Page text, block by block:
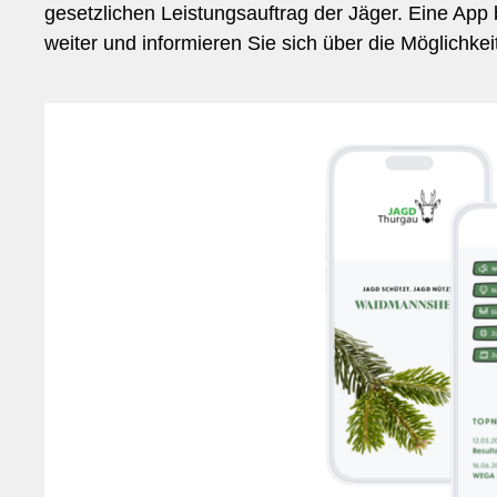
gesetzlichen Leistungsauftrag der Jäger. Eine
weiter und informieren Sie sich über die